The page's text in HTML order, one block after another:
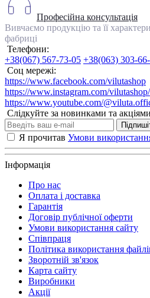
Професійна консультація
Вивчаємо продукцію та її
фабриці
Телефони:
+38(067) 567-73-05 +38(063) 303-
Соц мережі:
https://www.facebook.com/vilutashop
https://www.instagram.com/vilutashop/
https://www.youtube.com/
Слідкуйте за новинками та
Я прочитав Умови
Інформація
Про нас
Оплата і доставка
Гарантія
Договір публічної оферти
Умови використання сайту
Співпраця
Політика використання
Зворотній зв'язок
Карта сайту
Виробники
Акції